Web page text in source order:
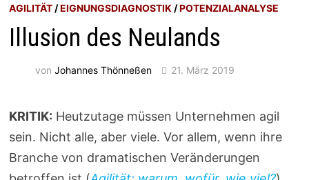
AGILITÄT /EIGNUNGSDIAGNOSTIK /POTENZIALANALYSE
Illusion des Neulands
vonJohannes Thönneßen 21. März 2019
KRITIK: Heutzutage müssen Unternehmen agil
sein. Nicht alle, aber viele. Vor allem, wenn ihre
Branche von dramatischen Veränderungen